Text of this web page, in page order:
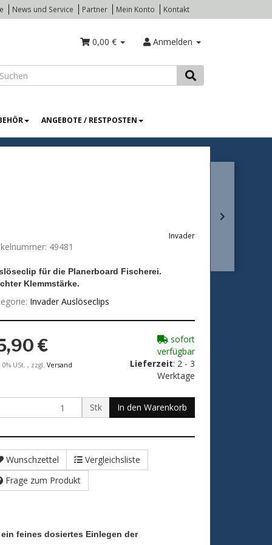
News und Service Partner Mein Konto Kontakt
Anmelden
0,00 €
ANGEBOTE / RESTPOSTEN
Invader
49481
für die Planerboard Fischerei.
Klemmstärke.
Invader Auslöseclips
€
USt. , zzgl. Versand
sofort
verfügbar
Lieferzeit: 2 - 3
Werktage
Stk In den Warenkorb
Wunschzettel
Vergleichsliste
Frage zum Produkt
feines dosiertes Einlegen der